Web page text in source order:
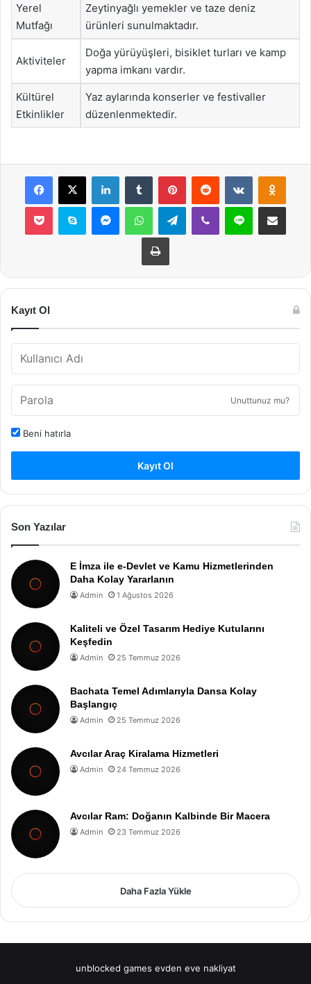
Yerel
Mutfağı
Zeytinyağlı yemekler ve taze deniz
ürünleri sunulmaktadır.
Aktiviteler
Doğa yürüyüşleri, bisiklet turları ve kamp
yapma imkanı vardır.
Kültürel
Etkinlikler
Yaz aylarında konserler ve festivaller
düzenlenmektedir.
Facebook
X LinkedInTumblr PinterestReddit VKontakte
Pocket Skype MessengerWhatsAppTelegramViber Line E-Posta ile
Yazdır
Kayıt Ol
Unuttunuz mu?
Beni hatırla
Kayıt Ol
Son Yazılar
E İmza ile e-Devlet ve Kamu Hizmetlerinden
Daha Kolay Yararlanın
Admin 1 Ağustos 2026
Kaliteli ve Özel Tasarım Hediye Kutularını
Keşfedin
Admin 25 Temmuz 2026
Bachata Temel Adımlarıyla Dansa Kolay
Başlangıç
Admin 25 Temmuz 2026
Avcılar Araç Kiralama Hizmetleri
Admin 24 Temmuz 2026
Avcılar Ram: Doğanın Kalbinde Bir Macera
Admin 23 Temmuz 2026
Daha Fazla Yükle
unblocked games evden eve nakliyat